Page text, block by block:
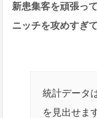
新患集客を頑張っ
ニッチを攻めすぎ
統計データ
を見出せま